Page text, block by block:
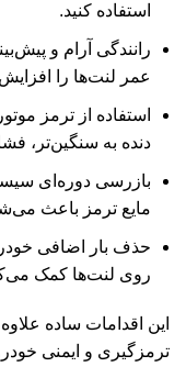
استفاده کنید.
رانندگی آرام و
عمر لنت‌ها را
استفاده از ترمز
دنده به سنگین‌تر،
بازرسی دوره‌ای
مایع ترمز باعث
حذف بار اضافی
روی لنت‌ها کمک
این اقدامات ساده
ترمزگیری و ایمنی